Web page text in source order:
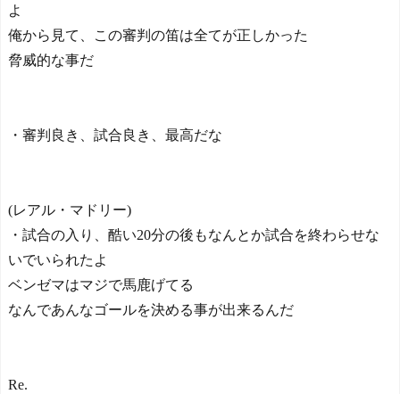
よ
俺から見て、この審判の笛は全てが正しかった
脅威的な事だ
・審判良き、試合良き、最高だな
(レアル・マドリー)
・試合の入り、酷い20分の後もなんとか試合を終わらせな
いでいられたよ
ベンゼマはマジで馬鹿げてる
なんであんなゴールを決める事が出来るんだ
Re.